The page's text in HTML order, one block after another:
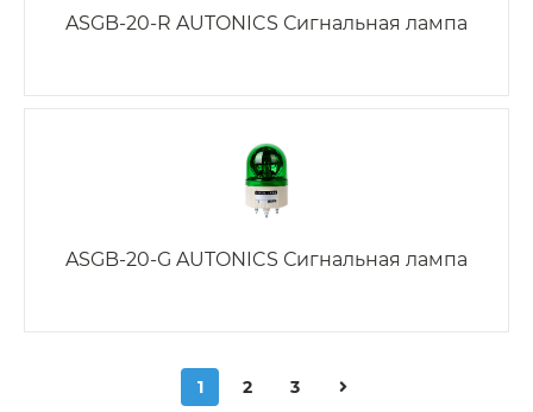
ASGB-20-R AUTONICS Сигнальная лампа
ASGB-20-G AUTONICS Сигнальная лампа
1 2 3